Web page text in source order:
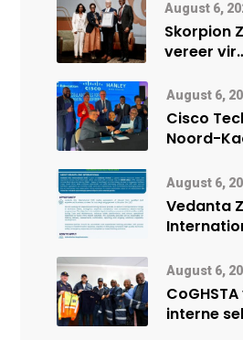
August 6,
Skorpion
vereer vir
by
Ekspo
August 6,
Cisco
Noord-
digitale
deur
August 6,
Vedanta
vir
herbegin
August 6,
interne